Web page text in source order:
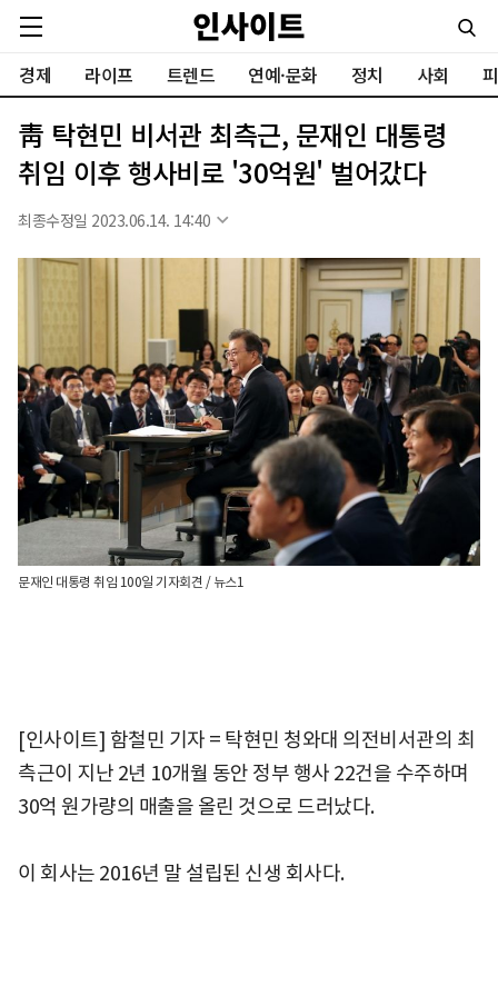
경제 라이프 트렌드 연예·문화 정치 사회
靑 탁현민 비서관 최측근, 문재인 대통령
취임 이후 행사비로 '30억원' 벌어갔다
최종수정일 2023.06.14. 14:40
문재인 대통령 취임 100일 기자회견 / 뉴스1
[인사이트] 함철민 기자 = 탁현민 청와대 의전비서관의 최
측근이 지난 2년 10개월 동안 정부 행사 22건을 수주하며
30억 원가량의 매출을 올린 것으로 드러났다.
이 회사는 2016년 말 설립된 신생 회사다.